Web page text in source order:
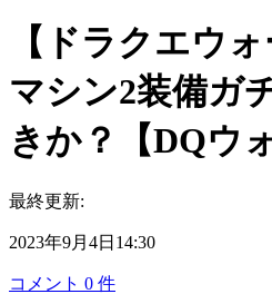
【ドラクエウ
マシン2装備ガ
きか？【DQウ
最終更新:
2023年9月4日14:30
コメント 0 件